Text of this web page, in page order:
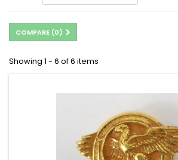
COMPARE (0)
Showing 1 - 6 of 6 items